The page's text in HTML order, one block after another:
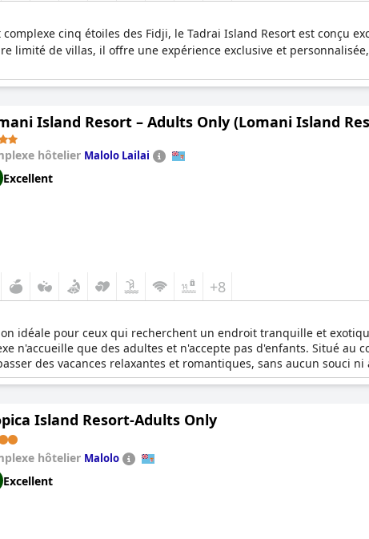
cinq étoiles des Fidji, le Tadrai Island Resort est conçu
limité de villas, il offre une expérience exclusive et
Island Resort – Adults Only (Lomani Island
hôtelier Malolo Lailai
Excellent
+8
idéale pour ceux qui recherchent un endroit tranquille et
n'accueille que des adultes et n'accepte pas d'enfants. Situé au
des vacances relaxantes et romantiques, sans aucun souci
Island Resort-Adults Only
hôtelier Malolo
Excellent